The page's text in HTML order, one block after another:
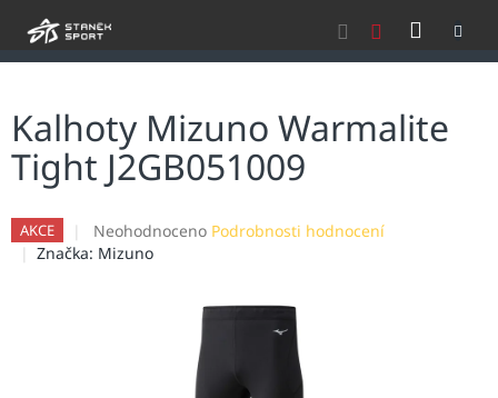
Kalhoty Mizuno Warmalite
Tight J2GB051009
AKCE
Průměrné
hodnocení
Neohodnoceno Podrobnosti hodnocení
Značka: Mizuno